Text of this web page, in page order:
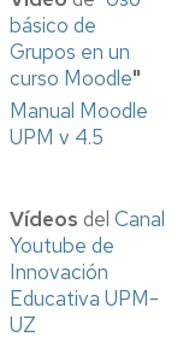
básico de
Grupos en un
curso Moodle"
Manual Moodle
UPM v 4.5
Vídeos del Canal
Youtube de
Innovación
Educativa UPM-
UZ